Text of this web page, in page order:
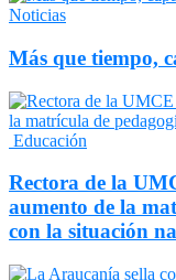
Noticias
Más que tiempo,
Educación
Rectora de la
aumento de la
con la situación